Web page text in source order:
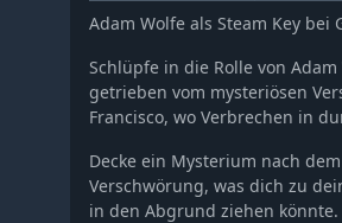
Adam Wolfe als Steam Key bei
Schlüpfe in die Rolle von
getrieben vom mysteriösen
Francisco, wo Verbrechen in
Decke ein Mysterium nach
Verschwörung, was dich zu
in den Abgrund ziehen könnte.